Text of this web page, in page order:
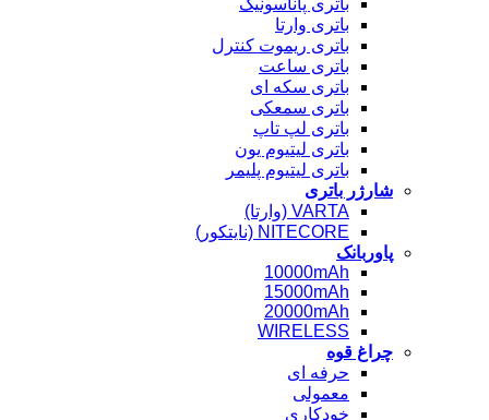
باتری وارتا
باتری ریموت کنترل
باتری ساعت
باتری سکه ای
باتری سمعکی
باتری لپ تاپ
باتری لیتیوم یون
باتری لیتیوم پلیمر
شارژر باتری
VARTA (وارتا)
NITECORE (نایتکور)
پاوربانک
10000mAh
15000mAh
20000mAh
WIRELESS
چراغ قوه
حرفه ای
معمولی
خودکاری